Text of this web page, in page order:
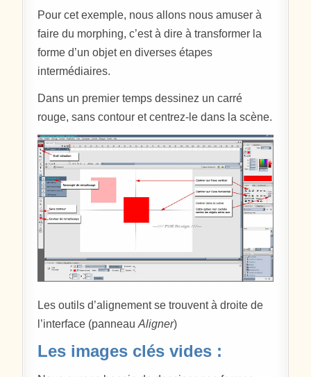
Pour cet exemple, nous allons nous amuser à
faire du morphing, c’est à dire à transformer la
forme d’un objet en diverses étapes
intermédiaires.
Dans un premier temps dessinez un carré
rouge, sans contour et centrez-le dans la scène.
Les outils d’alignement se trouvent à droite de
l’interface (panneauAligner)
Les images clés vides :